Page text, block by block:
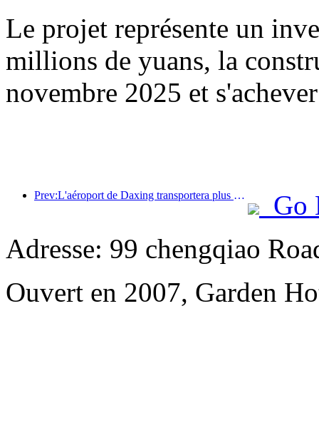
Le projet représente un
millions de yuans, la
novembre 2025 et
Prev:L'aéroport de Daxing transportera plus de 1,3 million de passagers pendant les vacances de la « Fête nationale » en 2025
Go
Adresse: 99 chengqiao
Ouvert en 2007, Garden